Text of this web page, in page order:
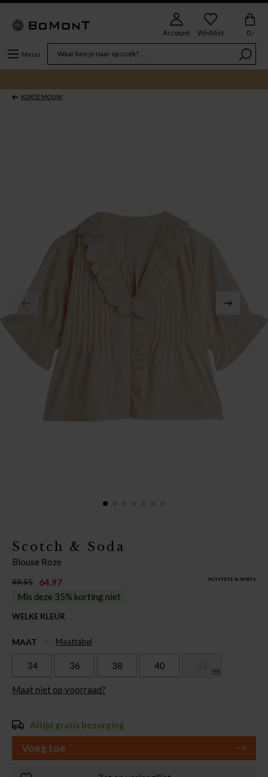
Menu
Account Wishlist 0,-
KORTE MOUW
Scotch & Soda
Blouse Roze
99,95
64,97
Mis deze 35% korting niet
WELKE KLEUR
MAAT Maattabel
34 36 38 40
Maat niet op voorraad?
Altijd gratis bezorging
Voeg toe